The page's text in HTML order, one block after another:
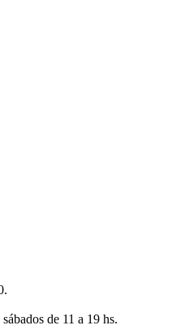
de 11 a 19 hs.